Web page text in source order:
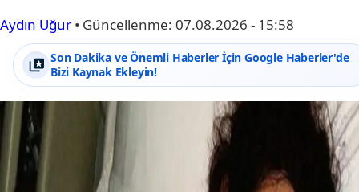
Aydın Uğur • Güncellenme: 07.08.2026 - 15:58
Son Dakika ve Önemli Haberler İçin Google Haberler'de
Bizi Kaynak Ekleyin!